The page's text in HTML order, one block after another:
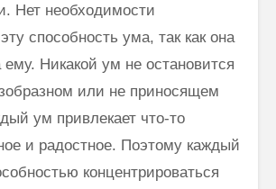
Нет необходимости
способность ума, так как она
Никакой ум не остановится
или не приносящем
ум привлекает что-то
и радостное. Поэтому каждый
концентрироваться